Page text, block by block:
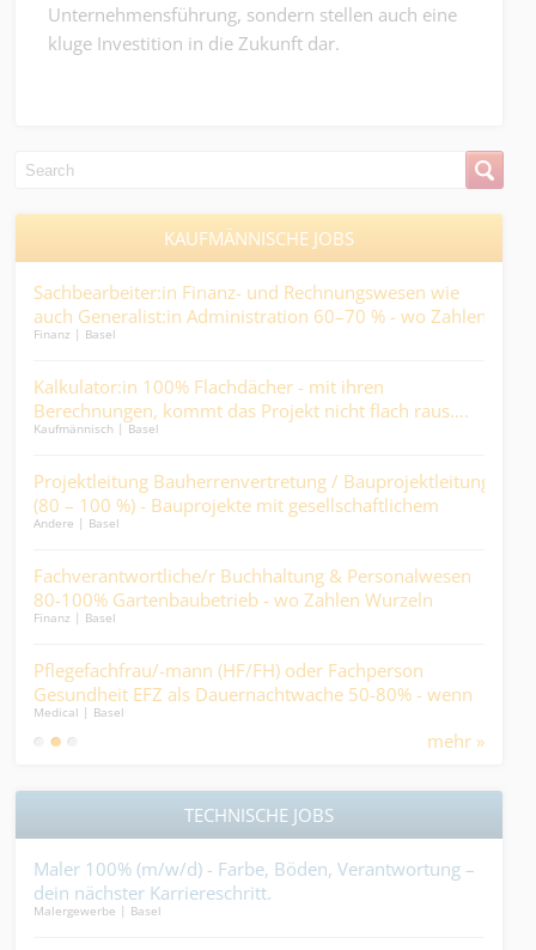
Unternehmensführung, sondern stellen auch eine
kluge Investition in die Zukunft dar.
KAUFMÄNNISCHE JOBS
Sachbearbeiter:in Finanz- und Rechnungswesen wie
auch Generalist:in Administration 60–70 % - wo Zahlen
stimmen müssen, weil Menschen darauf zählen….
Finanz | Basel
Kalkulator:in 100% Flachdächer - mit ihren
Berechnungen, kommt das Projekt nicht flach raus….
Kaufmännisch | Basel
Projektleitung Bauherrenvertretung / Bauprojektleitung
(80 – 100 %) - Bauprojekte mit gesellschaftlichem
Mehrwert, statt reine Renditeobjekte.
Andere | Basel
Fachverantwortliche/r Buchhaltung & Personalwesen
80-100% Gartenbaubetrieb - wo Zahlen Wurzeln
schlagen und Prozesse wachsen....
Finanz | Basel
Pflegefachfrau/-mann (HF/FH) oder Fachperson
Gesundheit EFZ als Dauernachtwache 50-80% - wenn
andere schlafen, werden Sie zum wichtigsten Menschen
im Haus....
Medical | Basel
mehr »
TECHNISCHE JOBS
Maler 100% (m/w/d) - Farbe, Böden, Verantwortung –
dein nächster Karriereschritt.
Malergewerbe | Basel